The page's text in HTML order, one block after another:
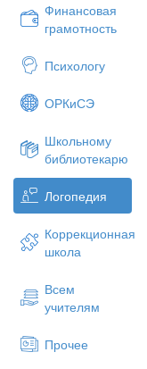
Финансовая
грамотность
Психологу
ОРКиСЭ
Школьному
библиотекарю
Логопедия
Коррекционная
школа
Всем
учителям
Прочее